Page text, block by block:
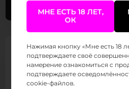
МНЕ ЕСТЬ 18 ЛЕТ,
ОК
Нажимая кнопку «Мне есть 18
подтверждаете своё
намерение ознакомиться с
подтверждаете
cookie-файлов.